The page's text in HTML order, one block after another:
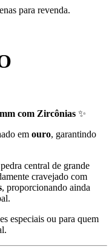
para revenda.
com Zircônias ✨
em ouro, garantindo
central de grande
cravejado com
, proporcionando ainda
especiais ou para quem